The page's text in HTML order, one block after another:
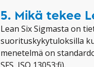
5. Mikä tekee
Lean Six Sigmasta on
suorituskykytuloksilla
menetelmä on
SFS ISO 13053:fi).